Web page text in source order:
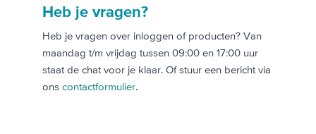
Heb je vragen?
Heb je vragen over inloggen of producten? Van
maandag t/m vrijdag tussen 09:00 en 17:00 uur
staat de chat voor je klaar. Of stuur een bericht via
ons contactformulier.